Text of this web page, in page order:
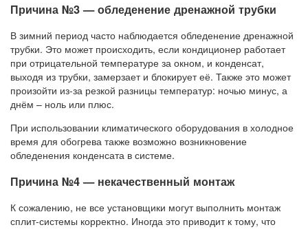
Причина №3 — обледенение дренажной трубки
В зимний период часто наблюдается обледенение дренажной
трубки. Это может происходить, если кондиционер работает
при отрицательной температуре за окном, и конденсат,
выходя из трубки, замерзает и блокирует её. Также это может
произойти из-за резкой разницы температур: ночью минус, а
днём – ноль или плюс.
При использовании климатического оборудования в холодное
время для обогрева также возможно возникновение
обледенения конденсата в системе.
Причина №4 — некачественный монтаж
К сожалению, не все установщики могут выполнить монтаж
сплит-системы корректно. Иногда это приводит к тому, что